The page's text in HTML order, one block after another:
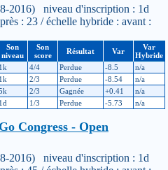
2016) niveau d'inscription : 1d
: 23 / échelle hybride : avant :
Son
niveau
Son
score
Résultat Var
Var
Hybride
1k 4/4 Perdue -8.5
n/a
1k 2/3 Perdue -8.54
n/a
2/3 Gagnée +0.41
n/a
1d 1/3 Perdue -5.73 n/a
Congress - Open
2016) niveau d'inscription : 1d